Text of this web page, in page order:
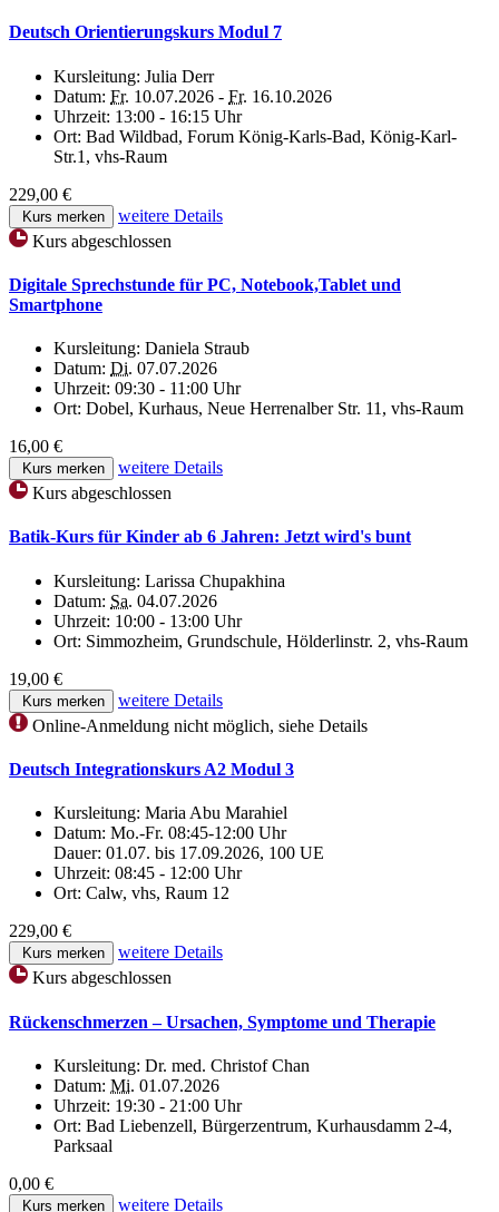
Deutsch Orientierungskurs Modul 7
Kursleitung: Julia Derr
Datum: Fr. 10.07.2026 - Fr. 16.10.2026
Uhrzeit: 13:00 - 16:15 Uhr
Ort: Bad Wildbad, Forum König-Karls-Bad, König-Karl-
Str.1, vhs-Raum
229,00 €
Kurs merken
weitere Details
Kurs abgeschlossen
Digitale Sprechstunde für PC, Notebook,Tablet und
Smartphone
Kursleitung: Daniela Straub
Datum: Di. 07.07.2026
Uhrzeit: 09:30 - 11:00 Uhr
Ort: Dobel, Kurhaus, Neue Herrenalber Str. 11, vhs-Raum
16,00 €
Kurs merken
weitere Details
Kurs abgeschlossen
Batik-Kurs für Kinder ab 6 Jahren: Jetzt wird's bunt
Kursleitung: Larissa Chupakhina
Datum: Sa. 04.07.2026
Uhrzeit: 10:00 - 13:00 Uhr
Ort: Simmozheim, Grundschule, Hölderlinstr. 2, vhs-Raum
19,00 €
Kurs merken
weitere Details
Online-Anmeldung nicht möglich, siehe Details
Deutsch Integrationskurs A2 Modul 3
Kursleitung: Maria Abu Marahiel
Datum: Mo.-Fr. 08:45-12:00 Uhr
Dauer: 01.07. bis 17.09.2026, 100 UE
Uhrzeit: 08:45 - 12:00 Uhr
Ort: Calw, vhs, Raum 12
229,00 €
Kurs merken
weitere Details
Kurs abgeschlossen
Rückenschmerzen – Ursachen, Symptome und Therapie
Kursleitung: Dr. med. Christof Chan
Datum: Mi. 01.07.2026
Uhrzeit: 19:30 - 21:00 Uhr
Ort: Bad Liebenzell, Bürgerzentrum, Kurhausdamm 2-4,
Parksaal
0,00 €
Kurs merken weitere Details